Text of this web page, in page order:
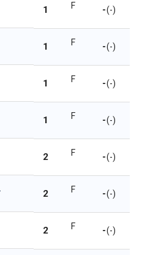
1 F -(-)
1 F -(-)
1 F -(-)
1 F -(-)
2 F -(-)
2 F -(-)
2 F -(-)